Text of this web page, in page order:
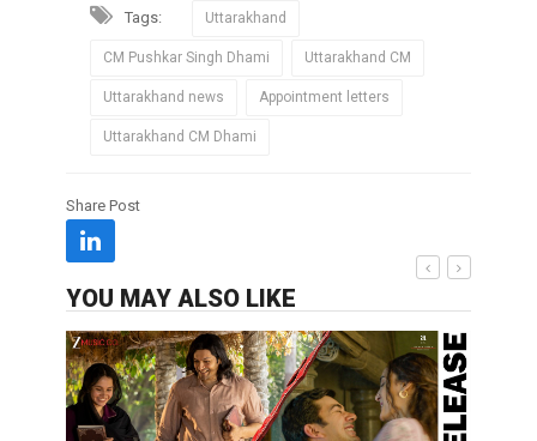
Tags: Uttarakhand
CM Pushkar Singh Dhami Uttarakhand CM
Uttarakhand news Appointment letters
Uttarakhand CM Dhami
Share Post
YOU MAY ALSO LIKE